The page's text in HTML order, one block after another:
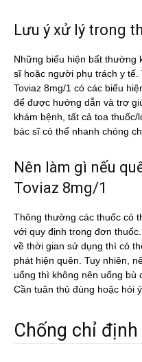
Lưu ý xử lý trong
Những biểu hiện bất thường
sĩ hoặc người phụ trách y
Toviaz 8mg/1 có các biểu
để được hướng dẫn và trợ
khám bệnh, tất cả toa
bác sĩ có thể nhanh chóng
Nên làm gì nếu
Toviaz 8mg/1
Thông thường các thuốc có
với quy định trong đơn
về thời gian sử dụng thì có
phát hiện quên. Tuy nhiên,
uống thì không nên uống bù
Cần tuân thủ đúng hoặc hỏi
Chống chỉ định